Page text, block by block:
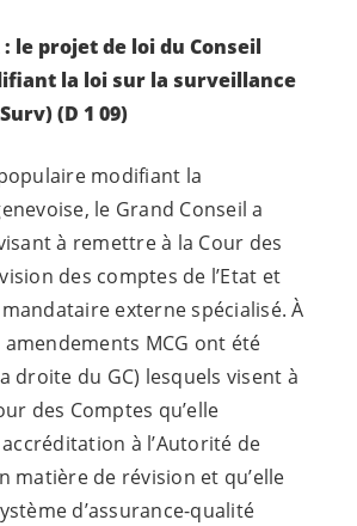
: le projet de loi du Conseil
la loi sur la surveillance
(D 1 09)
modifiant la
le Grand Conseil a
à remettre à la Cour des
des comptes de l’Etat et
externe spécialisé. À
MCG ont été
droite du GC) lesquels visent à
des Comptes qu’elle
à l’Autorité de
matière de révision et qu’elle
d’assurance-qualité